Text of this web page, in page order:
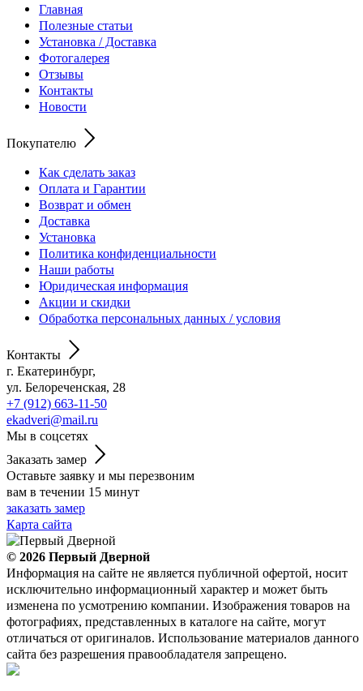
Главная
Полезные статьи
Установка / Доставка
Фотогалерея
Отзывы
Контакты
Новости
Покупателю
Как сделать заказ
Оплата и Гарантии
Возврат и обмен
Доставка
Установка
Политика конфиденциальности
Наши работы
Юридическая информация
Акции и скидки
Обработка персональных данных / условия
Контакты
г. Екатеринбург,
ул. Белореченская, 28
+7 (912) 663-11-50
ekadveri@mail.ru
Мы в соцсетях
Заказать замер
Оставьте заявку и мы перезвоним
вам в течении 15 минут
заказать замер
Карта сайта
© 2026 Первый Дверной
Информация на сайте не является публичной офертой, носит
исключительно информационный характер и может быть
изменена по усмотрению компании. Изображения товаров на
фотографиях, представленных в каталоге на сайте, могут
отличаться от оригиналов. Использование материалов данного
сайта без разрешения правообладателя запрещено.